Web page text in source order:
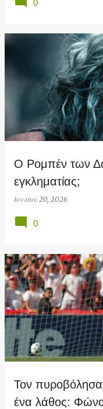
0
Ο Ρομπέν των
εγκληματίας;
Ιουλίου 20, 2026
0
Τον
ένα λάθος: